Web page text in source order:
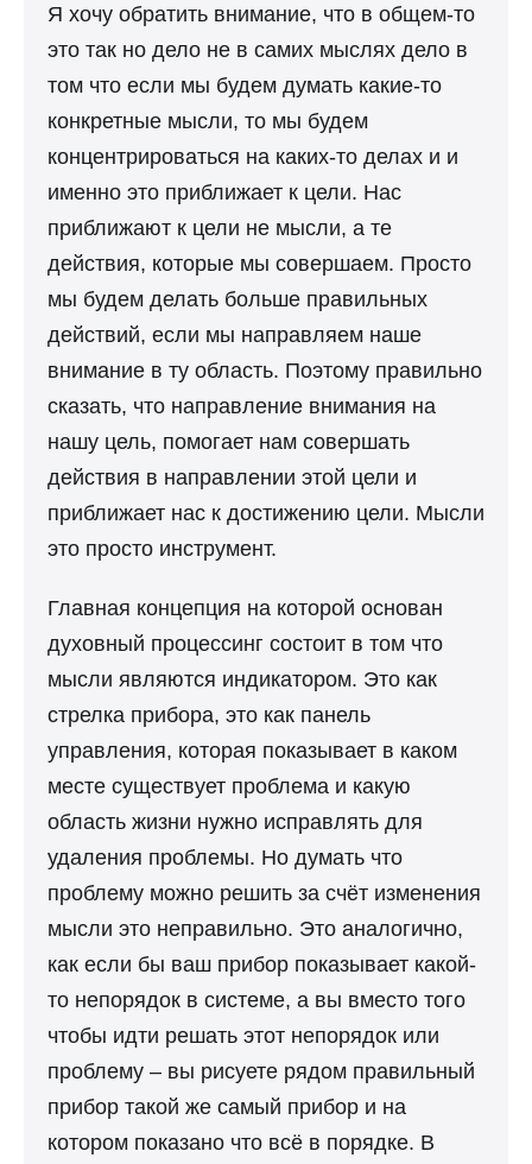
Я хочу обратить внимание, что в общем-то
это так но дело не в самих мыслях дело в
том что если мы будем думать какие-то
конкретные мысли, то мы будем
концентрироваться на каких-то делах и и
именно это приближает к цели. Нас
приближают к цели не мысли, а те
действия, которые мы совершаем. Просто
мы будем делать больше правильных
действий, если мы направляем наше
внимание в ту область. Поэтому правильно
сказать, что направление внимания на
нашу цель, помогает нам совершать
действия в направлении этой цели и
приближает нас к достижению цели. Мысли
это просто инструмент.
Главная концепция на которой основан
духовный процессинг состоит в том что
мысли являются индикатором. Это как
стрелка прибора, это как панель
управления, которая показывает в каком
месте существует проблема и какую
область жизни нужно исправлять для
удаления проблемы. Но думать что
проблему можно решить за счёт изменения
мысли это неправильно. Это аналогично,
как если бы ваш прибор показывает какой-
то непорядок в системе, а вы вместо того
чтобы идти решать этот непорядок или
проблему – вы рисуете рядом правильный
прибор такой же самый прибор и на
котором показано что всё в порядке. В